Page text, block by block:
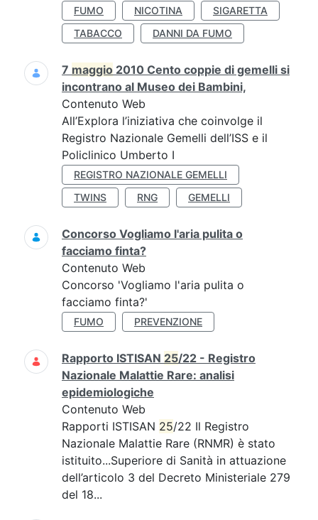
FUMO NICOTINA
SIGARETTA
TABACCO
DANNI DA FUMO
7 maggio 2010 Cento coppie di gemelli si
incontrano al Museo dei Bambini,
Contenuto Web
All’Explora l’iniziativa che coinvolge il
Registro Nazionale Gemelli dell’ISS e il
Policlinico Umberto I
REGISTRO NAZIONALE GEMELLI
TWINS
RNG GEMELLI
Concorso Vogliamo l'aria pulita o
facciamo finta?
Contenuto Web
Concorso 'Vogliamo l'aria pulita o
facciamo finta?'
FUMO PREVENZIONE
Rapporto ISTISAN 25/22 - Registro
Nazionale Malattie Rare: analisi
epidemiologiche
Contenuto Web
Rapporti ISTISAN 25/22 Il Registro
Nazionale Malattie Rare (RNMR) è stato
istituito...Superiore di Sanità in attuazione
dell’articolo 3 del Decreto Ministeriale 279
del 18...